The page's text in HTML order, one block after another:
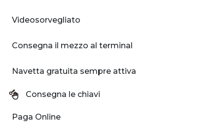
Videosorvegliato
Consegna il mezzo al terminal
Navetta gratuita sempre attiva
Consegna le chiavi
Paga Online